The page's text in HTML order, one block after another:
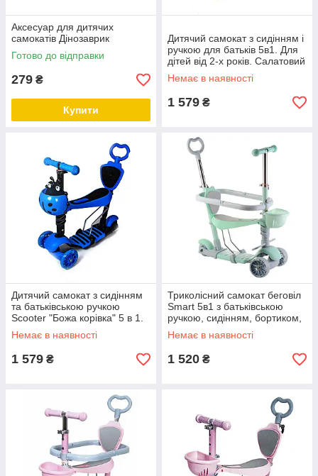
Аксесуар для дитячих
самокатів Дінозаврик
Готово до відправки
279 ₴
Купити
Дитячий самокат з сидінням і
ручкою для батьків 5в1. Для
дітей від 2-х років. Салатовий
Немає в наявності
1 579 ₴
Дитячий самокат з сидінням
та батьківською ручкою
Scooter "Божа корівка" 5 в 1.
Блакитний
Немає в наявності
1 579 ₴
Триколісний самокат беговіл
Smart 5в1 з батьківською
ручкою, сидінням, бортиком,
колір М'ятний
Немає в наявності
1 520 ₴